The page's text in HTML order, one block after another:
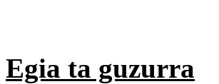
Egia ta guzurra